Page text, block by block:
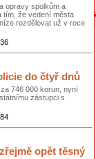
opravy spolkům a
tím, že vedení města
rozdělovat už v roce
do čtyř dnů
746 000 korun, nyní
zástupci s
opět těsný